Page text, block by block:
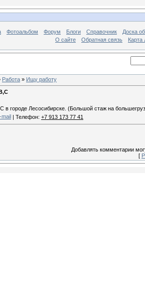
Фотоальбом Форум Блоги Справочник
Доска
О сайте
Обратная связь Карта
Работа » Ищу работу
в городе Лесосибирске. (Большой стаж на
| Телефон: +7 913 173 77 41
Добавлять комментарии
[